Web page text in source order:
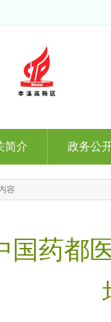
简介 政务公
容
国药都